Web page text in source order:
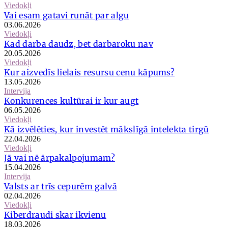
Viedokļi
Vai esam gatavi runāt par algu
03.06.2026
Viedokļi
Kad darba daudz, bet darbaroku nav
20.05.2026
Viedokļi
Kur aizvedīs lielais resursu cenu kāpums?
13.05.2026
Intervija
Konkurences kultūrai ir kur augt
06.05.2026
Viedokļi
Kā izvēlēties, kur investēt mākslīgā intelekta tirgū
22.04.2026
Viedokļi
Jā vai nē ārpakalpojumam?
15.04.2026
Intervija
Valsts ar trīs cepurēm galvā
02.04.2026
Viedokļi
Kiberdraudi skar ikvienu
18.03.2026